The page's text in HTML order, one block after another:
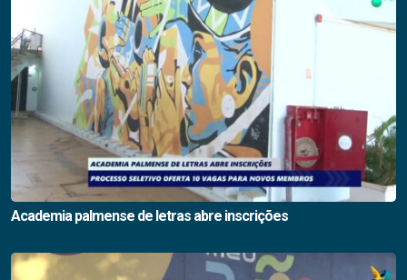
Academia palmense de letras abre inscrições